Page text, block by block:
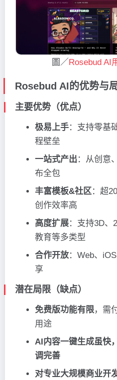
圖／ Rosebud AI
Rosebud AI的优势与
主要优势（优点）
极易上手：支持零基
程壁垒
一站式产出 ：从创意
布全包
丰富模板&社区：超
创作效率高
高度扩展：支持3D、
教育等多类型
合作开放：Web、
享
潜在局限（缺点）
免费版功能有限，需
用途
AI内容一键生成虽快
调完善
对专业大规模商业开